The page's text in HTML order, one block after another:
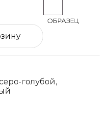
голубой,